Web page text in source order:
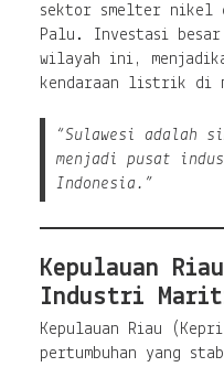
sektor smelter nikel
Palu. Investasi
wilayah ini,
kendaraan listrik di
“Sulawesi adalah
menjadi pusat
Indonesia.”
Kepulauan
Industri
Kepulauan Riau
pertumbuhan yang